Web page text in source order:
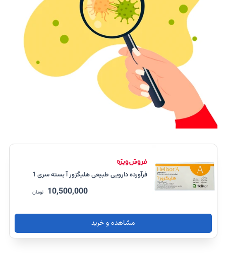
فرآورده دارویی طبیعی هلیگزور آ بسته سری 1
10,500,000 تومان
مشاهده و خرید